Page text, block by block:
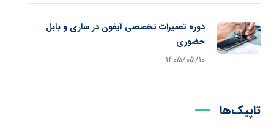
دوره تعمیرات تخصصی آیفون در ساری و بابل
حضوری
1405/05/10
تاپیک‌ها